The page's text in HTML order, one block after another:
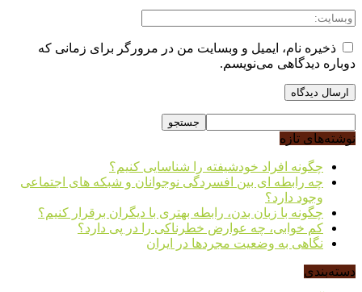
ذخیره نام، ایمیل و وبسایت من در مرورگر برای زمانی که
دوباره دیدگاهی می‌نویسم.
نوشته‌های تازه
چگونه افراد خودشیفته را شناسایی کنیم؟
چه رابطه ای بین افسردگی نوجوانان و شبکه های اجتماعی
وجود دارد؟
چگونه با زبان بدن، رابطه بهتری با دیگران برقرار کنیم؟
کم خوابی، چه عوارض خطرناکی را در پی دارد؟
نگاهی به وضعیت مجردها در ایران
دسته‌بندی